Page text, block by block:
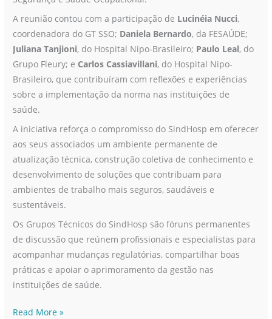
A reunião contou com a participação de Lucinéia Nucci,
coordenadora do GT SSO; Daniela Bernardo, da FESAÚDE;
Juliana Tanjioni, do Hospital Nipo-Brasileiro; Paulo Leal, do
Grupo Fleury; e Carlos Cassiavillani, do Hospital Nipo-
Brasileiro, que contribuíram com reflexões e experiências
sobre a implementação da norma nas instituições de
saúde.
A iniciativa reforça o compromisso do SindHosp em oferecer
aos seus associados um ambiente permanente de
atualização técnica, construção coletiva de conhecimento e
desenvolvimento de soluções que contribuam para
ambientes de trabalho mais seguros, saudáveis e
sustentáveis.
Os Grupos Técnicos do SindHosp são fóruns permanentes
de discussão que reúnem profissionais e especialistas para
acompanhar mudanças regulatórias, compartilhar boas
práticas e apoiar o aprimoramento da gestão nas
instituições de saúde.
Read More »